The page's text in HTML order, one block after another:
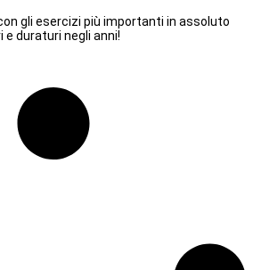
gli esercizi più importanti in assoluto
duraturi negli anni!